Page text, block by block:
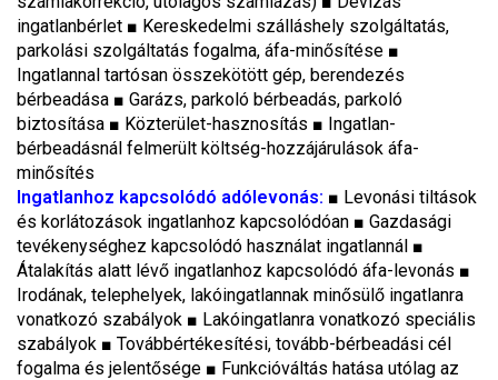
ingatlanbérlet ■ Kereskedelmi szálláshely szolgáltatás,
parkolási szolgáltatás fogalma, áfa-minősítése ■
Ingatlannal tartósan összekötött gép, berendezés
bérbeadása ■ Garázs, parkoló bérbeadás, parkoló
biztosítása ■ Közterület-hasznosítás ■ Ingatlan-
bérbeadásnál felmerült költség-hozzájárulások áfa-
minősítés
Ingatlanhoz kapcsolódó adólevonás: ■ Levonási tiltások
és korlátozások ingatlanhoz kapcsolódóan ■ Gazdasági
tevékenységhez kapcsolódó használat ingatlannál ■
Átalakítás alatt lévő ingatlanhoz kapcsolódó áfa-levonás ■
Irodának, telephelyek, lakóingatlannak minősülő ingatlanra
vonatkozó szabályok ■ Lakóingatlanra vonatkozó speciális
szabályok ■ Továbbértékesítési, tovább-bérbeadási cél
fogalma és jelentősége ■ Funkcióváltás hatása utólag az